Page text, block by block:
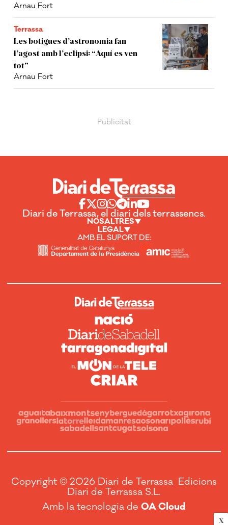
X
Arnau Fort
Terrassa
Les botigues d’astronomia fan
l’agost amb l’eclipsi: “Aquí es ven
tot”
Arnau Fort
Diari de Terrassa, el diari dels terrassencs.
NOSALTRES
LEGAL
AMB EL SUPORT DE:
Copyright © 2026 Diari de Terrassa Edicions
Diari de Terrassa S.L.
Amb la tecnologia de OA Cloud